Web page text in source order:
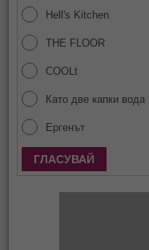
Hell's Kitchen
THE FLOOR
COOLt
Като две капки вода
Ергенът